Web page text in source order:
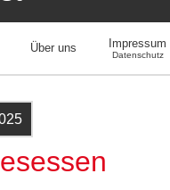
Über uns Impressum
Datenschutz